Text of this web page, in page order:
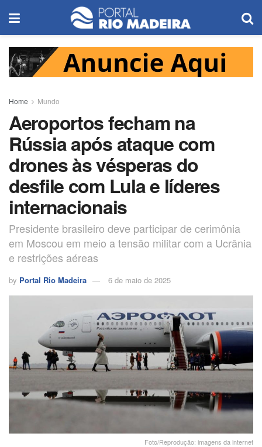
Home Mundo
Aeroportos fecham na
Rússia após ataque com
drones às vésperas do
desfile com Lula e líderes
internacionais
Presidente brasileiro deve participar de cerimônia
em Moscou em meio a tensão militar com a Ucrânia
e restrições aéreas
by Portal Rio Madeira 6 de maio de 2025
Foto/Reprodução: imagens da internet